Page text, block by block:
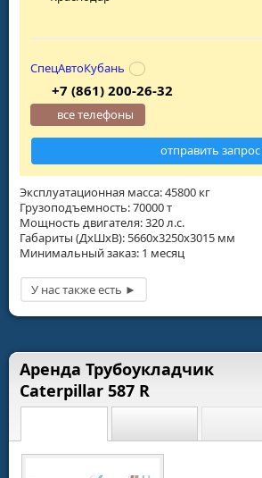
Эксплуатационная масса: 45800 кг
Грузоподъемность: 70000 т
Мощность двигателя: 320 л.с.
Габариты (ДхШхВ): 5660х3250х3015 мм
Минимальный заказ: 1 месяц
СпецАвтоКубань
+7 (861) 200-26-32
все телефоны
отправить запрос
Аренда Трубоукладчик
Caterpillar 587 R